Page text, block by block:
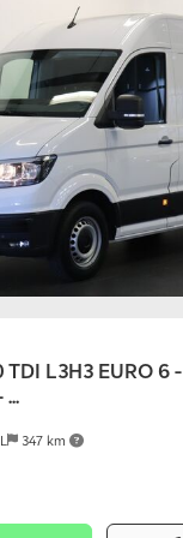
347 km
L3H3 EURO 6 -